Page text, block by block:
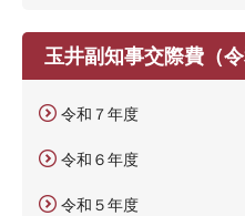
玉井副知事交際費（
令和７年度
令和６年度
令和５年度